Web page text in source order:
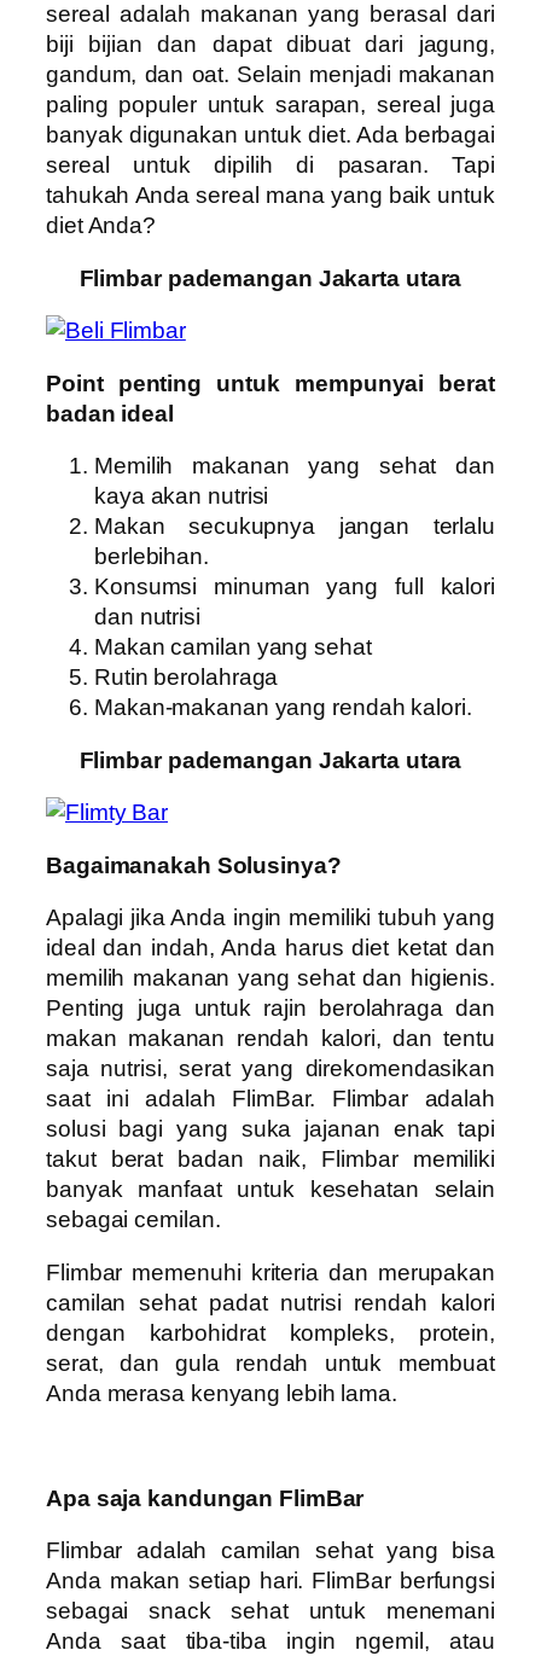
sereal adalah makanan yang berasal dari
biji bijian dan dapat dibuat dari jagung,
gandum, dan oat. Selain menjadi makanan
paling populer untuk sarapan, sereal juga
banyak digunakan untuk diet. Ada berbagai
sereal untuk dipilih di pasaran. Tapi
tahukah Anda sereal mana yang baik untuk
diet Anda?
Flimbar pademangan Jakarta utara
Point penting untuk mempunyai berat
badan ideal
Memilih makanan yang sehat dan
kaya akan nutrisi
Makan secukupnya jangan terlalu
berlebihan.
Konsumsi minuman yang full kalori
dan nutrisi
Makan camilan yang sehat
Rutin berolahraga
Makan-makanan yang rendah kalori.
Flimbar pademangan Jakarta utara
Bagaimanakah Solusinya?
Apalagi jika Anda ingin memiliki tubuh yang
ideal dan indah, Anda harus diet ketat dan
memilih makanan yang sehat dan higienis.
Penting juga untuk rajin berolahraga dan
makan makanan rendah kalori, dan tentu
saja nutrisi, serat yang direkomendasikan
saat ini adalah FlimBar. Flimbar adalah
solusi bagi yang suka jajanan enak tapi
takut berat badan naik, Flimbar memiliki
banyak manfaat untuk kesehatan selain
sebagai cemilan.
Flimbar memenuhi kriteria dan merupakan
camilan sehat padat nutrisi rendah kalori
dengan karbohidrat kompleks, protein,
serat, dan gula rendah untuk membuat
Anda merasa kenyang lebih lama.
Apa saja kandungan FlimBar
Flimbar adalah camilan sehat yang bisa
Anda makan setiap hari. FlimBar berfungsi
sebagai snack sehat untuk menemani
Anda saat tiba-tiba ingin ngemil, atau